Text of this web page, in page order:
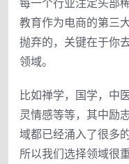
每一个行业注定头部
教育作为电商的第三
抛弃的，关键在于你
领域。
比如禅学，国学，中
灵情感等等，其中励
域都已经涌入了很多
所以我们选择领域很重